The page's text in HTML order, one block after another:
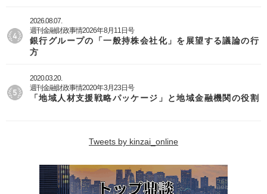
2026.08.07.
週刊金融財政事情2026年8月11日号
銀行グループの「一般持株会社化」を展望する議論の行
方
2020.03.20.
週刊金融財政事情2020年3月23日号
「地域人材支援戦略パッケージ」と地域金融機関の役割
Tweets by kinzai_online